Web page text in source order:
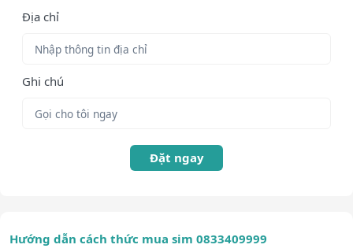
Địa chỉ
Ghi chú
Đặt ngay
Hướng dẫn cách thức mua sim 0833409999